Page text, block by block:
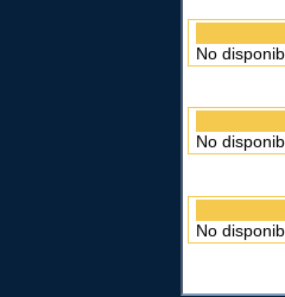
No
No
No